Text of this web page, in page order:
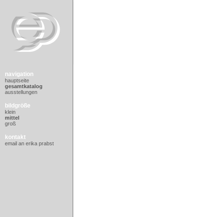
navigation
hauptseite
gesamtkatalog
ausstellungen
bildgröße
klein
mittel
groß
kontakt
email an erika prabst